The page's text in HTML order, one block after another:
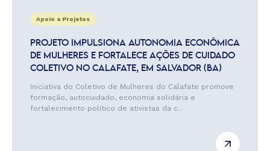
Apoio a Projetos
PROJETO IMPULSIONA AUTONOMIA ECONÔMICA
DE MULHERES E FORTALECE AÇÕES DE CUIDADO
COLETIVO NO CALAFATE, EM SALVADOR (BA)
Iniciativa do Coletivo de Mulheres do Calafate promove
formação, autocuidado, economia solidária e
fortalecimento político de ativistas da c...